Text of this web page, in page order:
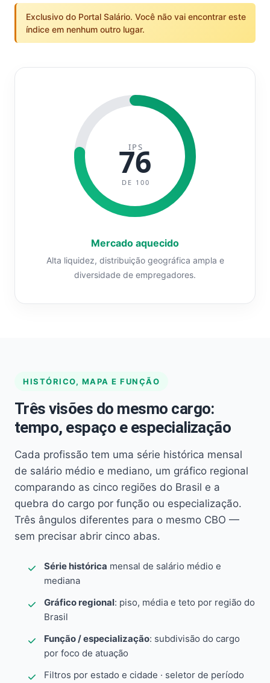
Exclusivo do Portal Salário. Você não vai encontrar este
índice em nenhum outro lugar.
IPS
76
DE 100
Mercado aquecido
Alta liquidez, distribuição geográfica ampla e
diversidade de empregadores.
HISTÓRICO, MAPA E FUNÇÃO
Três visões do mesmo cargo:
tempo, espaço e especialização
Cada profissão tem uma série histórica mensal
de salário médio e mediano, um gráfico regional
comparando as cinco regiões do Brasil e a
quebra do cargo por função ou especialização.
Três ângulos diferentes para o mesmo CBO —
sem precisar abrir cinco abas.
Série histórica mensal de salário médio e
mediana
Gráfico regional: piso, média e teto por região do
Brasil
Função / especialização: subdivisão do cargo
por foco de atuação
Filtros por estado e cidade · seletor de período